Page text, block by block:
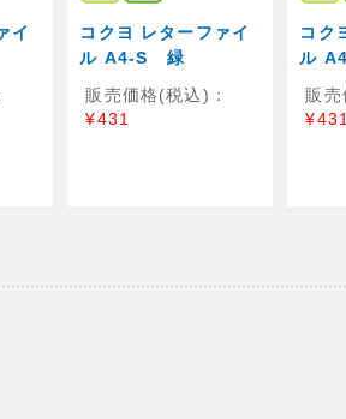
イ
コクヨ レターファイ
ル A4-S 緑
販売価格(税込)：
¥431
コク
ル
販売
¥431